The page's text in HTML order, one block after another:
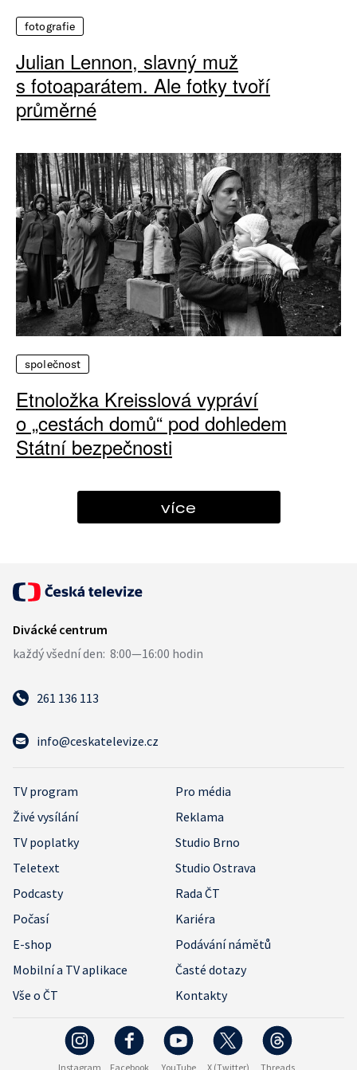
fotografie
Julian Lennon, slavný muž
s fotoaparátem. Ale fotky tvoří
průměrné
společnost
Etnoložka Kreisslová vypráví
o „cestách domů“ pod dohledem
Státní bezpečnosti
více
261 136 113
info@ceskatelevize.cz
TV program
Pro média
Živé vysílání
Reklama
TV poplatky
Studio Brno
Teletext
Studio Ostrava
Podcasty
Rada ČT
Počasí
Kariéra
E-shop
Podávání námětů
Mobilní a TV aplikace
Časté dotazy
Vše o ČT
Kontakty
Instagram Facebook YouTube X (Twitter) Threads